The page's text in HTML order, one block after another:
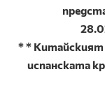
* *
испанската